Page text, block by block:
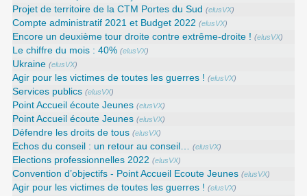
Projet de territoire de la CTM Portes du Sud (elusVX)
Compte administratif 2021 et Budget 2022 (elusVX)
Encore un deuxième tour droite contre extrême-droite ! (elusVX)
Le chiffre du mois : 40% (elusVX)
Ukraine (elusVX)
Agir pour les victimes de toutes les guerres ! (elusVX)
Services publics (elusVX)
Point Accueil écoute Jeunes (elusVX)
Point Accueil écoute Jeunes (elusVX)
Défendre les droits de tous (elusVX)
Echos du conseil : un retour au conseil… (elusVX)
Elections professionnelles 2022 (elusVX)
Convention d’objectifs - Point Accueil Ecoute Jeunes (elusVX)
Agir pour les victimes de toutes les guerres ! (elusVX)